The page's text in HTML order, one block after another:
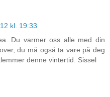
kl. 19:33
Du varmer oss alle med din
du må også ta vare på deg
denne vintertid. Sissel